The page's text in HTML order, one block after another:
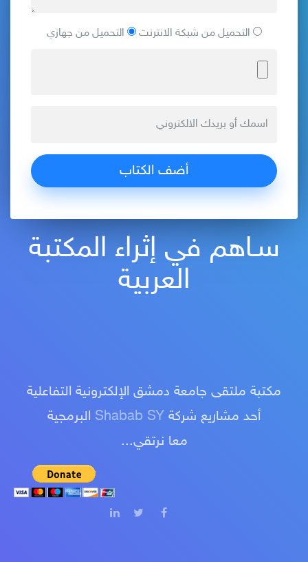
التحميل من شبكة الانترنت التحميل من جهازي
سـاهم في إثراء المكتبة
العربية
مكتبة ملتقى جامعة دمشق الإلكترونية التفاعلية
أحد مشاريع شركة Shabab SY البرمجية
معا نرتقي...